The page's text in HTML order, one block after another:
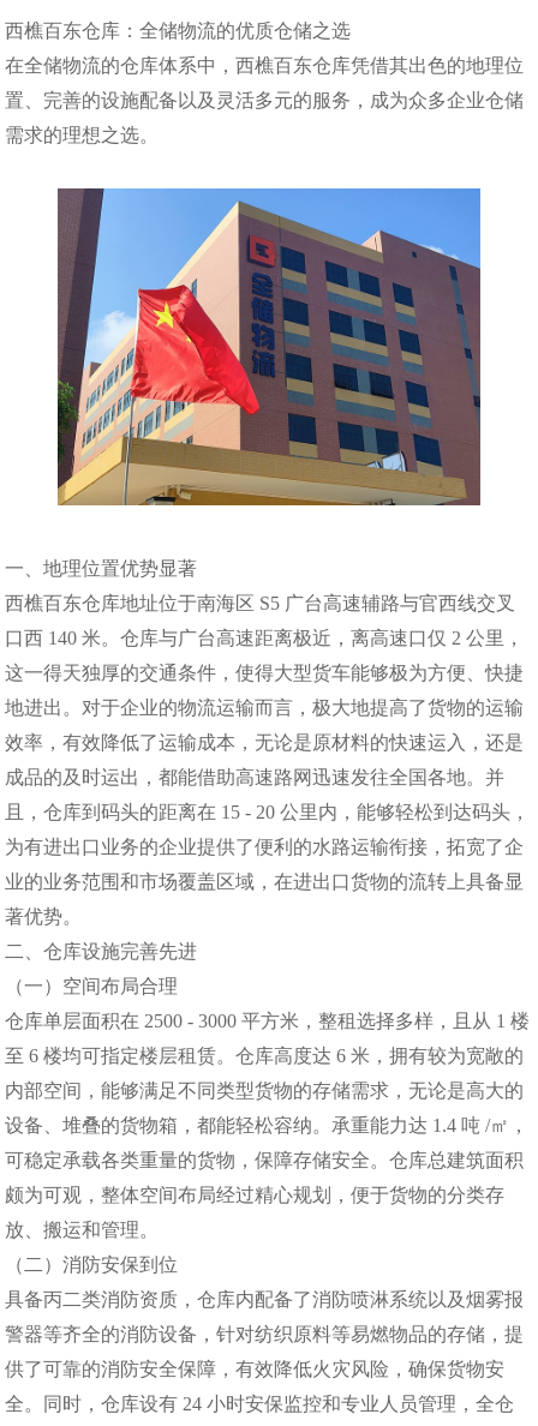
西樵百东仓库：全储物流的优质仓储之选
在全储物流的仓库体系中，西樵百东仓库凭借其出色的地理位
置、完善的设施配备以及灵活多元的服务，成为众多企业仓储
需求的理想之选。
一、地理位置优势显著
西樵百东仓库地址位于南海区 S5 广台高速辅路与官西线交叉
口西 140 米。仓库与广台高速距离极近，离高速口仅 2 公里，
这一得天独厚的交通条件，使得大型货车能够极为方便、快捷
地进出。对于企业的物流运输而言，极大地提高了货物的运输
效率，有效降低了运输成本，无论是原材料的快速运入，还是
成品的及时运出，都能借助高速路网迅速发往全国各地。并
且，仓库到码头的距离在 15 - 20 公里内，能够轻松到达码头，
为有进出口业务的企业提供了便利的水路运输衔接，拓宽了企
业的业务范围和市场覆盖区域，在进出口货物的流转上具备显
著优势。
二、仓库设施完善先进
（一）空间布局合理
仓库单层面积在 2500 - 3000 平方米，整租选择多样，且从 1 楼
至 6 楼均可指定楼层租赁。仓库高度达 6 米，拥有较为宽敞的
内部空间，能够满足不同类型货物的存储需求，无论是高大的
设备、堆叠的货物箱，都能轻松容纳。承重能力达 1.4 吨 /㎡，
可稳定承载各类重量的货物，保障存储安全。仓库总建筑面积
颇为可观，整体空间布局经过精心规划，便于货物的分类存
放、搬运和管理。
（二）消防安保到位
具备丙二类消防资质，仓库内配备了消防喷淋系统以及烟雾报
警器等齐全的消防设备，针对纺织原料等易燃物品的存储，提
供了可靠的消防安全保障，有效降低火灾风险，确保货物安
全。同时，仓库设有 24 小时安保监控和专业人员管理，全仓